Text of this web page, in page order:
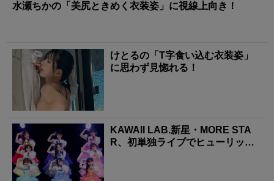
水瀬ちかの「美尻ときめく衣装姿」に視線上向き！
けとるの「T字食い込む衣装姿」
に思わず見惚れる！
KAWAII LAB.新星・MORE STA
R、初単独ライブでヒューリック